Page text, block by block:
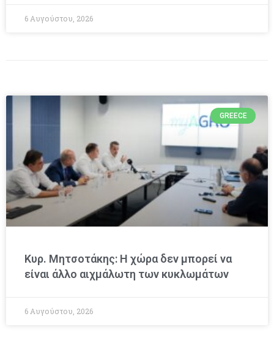
6 Αυγούστου, 2026
GREECE
Κυρ. Μητσοτάκης: Η χώρα δεν μπορεί να
είναι άλλο αιχμάλωτη των κυκλωμάτων
6 Αυγούστου, 2026